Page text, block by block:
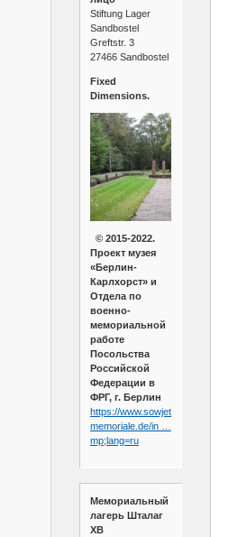
Stiftung Lager
Sandbostel
Greftstr. 3
27466 Sandbostel
Fixed
Dimensions.
© 2015-2022.
Проект музея
«Берлин-
Карлхорст» и
Отдела по
военно-
мемориальной
работе
Посольства
Российской
Федерации в
ФРГ, г. Берлин
https://www.sowjetische-
memoriale.de/in …
mp;lang=ru
Мемориальный
лагерь Шталаг
XB